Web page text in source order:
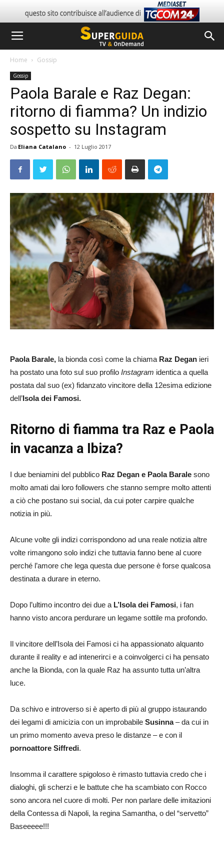
Home Gossip
Gossip
Paola Barale e Raz Degan:
ritorno di fiamma? Un indizio
sospetto su Instagram
Da Eliana Catalano - 12 Luglio 2017
Paola Barale, la bionda così come la chiama Raz Degan ieri
ha postato una foto sul suo profilo Instagram identica a quella
postata dal suo (ex) fidanzato vincitore della 12esima edizione
dell’Isola dei Famosi.
Ritorno di fiamma tra Raz e Paola
in vacanza a Ibiza?
I due beniamini del pubblico Raz Degan e Paola Barale sono
molto amati dai loro followers che stanno sempre molto attenti
a ciò che postano sui social, da cui poter carpire qualche
notizia in più.
Alcune volte gli indizi corrispondono ad una reale notizia altre
volte rimangono solo indizi che tuttavia fanno bene al cuore
perché l’amore che lega questa due persone è forse qualcosa
destinata a durare in eterno.
Dopo l’ultimo incontro dei due a L’Isola dei Famosi, i fan
hanno visto ancora perdurare un legame sottile ma profondo.
Il vincitore dell’Isola dei Famosi ci ha appassionato alquanto
durante il reality e ad intenerirci e a coinvolgerci ci ha pensato
anche la Bionda, con la quale Raz ha assunto tutta un’altra
luce.
Da schivo e introverso si è aperto di più al gruppo istaurando
dei legami di amicizia con un improbabile Susinna– da cui in
un primo momento aveva preso le distanze – e con il
pornoattore Siffredi.
Insomma il carattere spigoloso è rimasto tuttavia credo che i
dialoghi, gli scherzi e le battute che ha scambiato con Rocco
sono ancora nel cuore di molti. Per non parlare delle imitazioni
della Contessa di Napoli, la regina Samantha, o del “servetto”
Baseeeee!!!